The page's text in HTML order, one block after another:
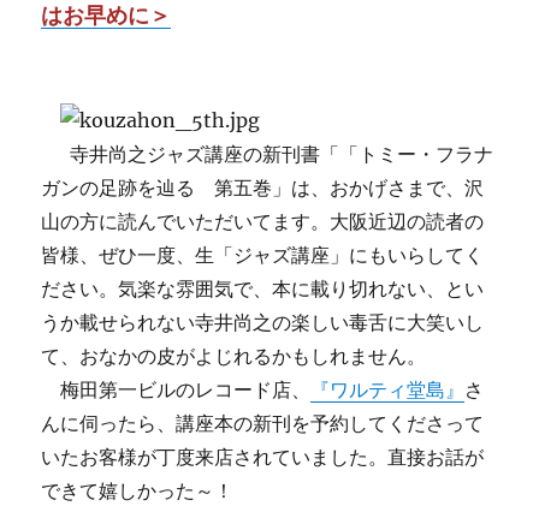
はお早めに＞
寺井尚之ジャズ講座の新刊書「「トミー・フラナ
ガンの足跡を辿る 第五巻」は、おかげさまで、沢
山の方に読んでいただいてます。大阪近辺の読者の
皆様、ぜひ一度、生「ジャズ講座」にもいらしてく
ださい。気楽な雰囲気で、本に載り切れない、とい
うか載せられない寺井尚之の楽しい毒舌に大笑いし
て、おなかの皮がよじれるかもしれません。
梅田第一ビルのレコード店、
『ワルティ堂島』 さ
んに伺ったら、講座本の新刊を予約してくださって
いたお客様が丁度来店されていました。直接お話が
できて嬉しかった～！